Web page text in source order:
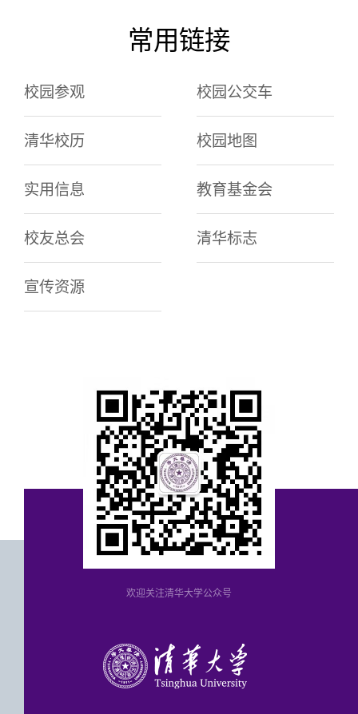
常用链接
校园参观 校园公交车
清华校历 校园地图
实用信息 教育基金会
校友总会 清华标志
宣传资源
欢迎关注清华大学公众号